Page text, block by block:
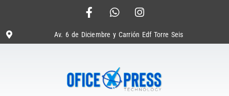
Av. 6 de Diciembre y Carrión Edf Torre Seis